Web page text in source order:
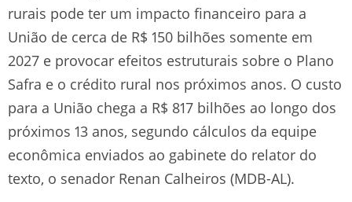
rurais pode ter um impacto financeiro para a
União de cerca de R$ 150 bilhões somente em
2027 e provocar efeitos estruturais sobre o Plano
Safra e o crédito rural nos próximos anos. O custo
para a União chega a R$ 817 bilhões ao longo dos
próximos 13 anos, segundo cálculos da equipe
econômica enviados ao gabinete do relator do
texto, o senador Renan Calheiros (MDB-AL).